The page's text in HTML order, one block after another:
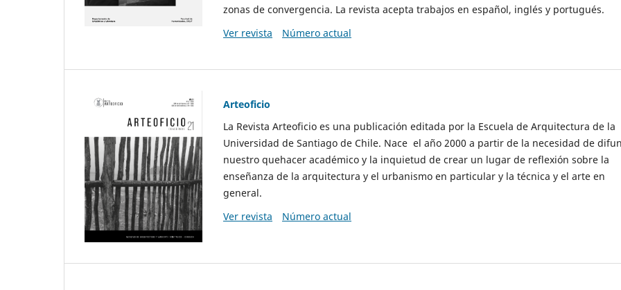
zonas de convergencia. La revista acepta trabajos en español, inglés y portugués.
Ver revista
Número actual
Arteoficio
La Revista Arteoficio es una publicación editada por la Escuela de Arquitectura de la
Universidad de Santiago de Chile. Nace el año 2000 a partir de la necesidad de
nuestro quehacer académico y la inquietud de crear un lugar de reflexión sobre la
enseñanza de la arquitectura y el urbanismo en particular y la técnica y el arte en
general.
Ver revista
Número actual